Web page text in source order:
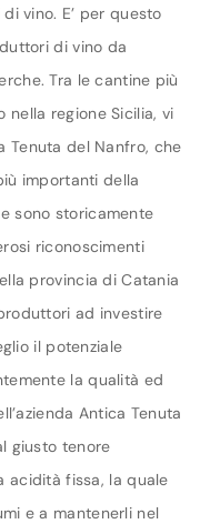
vino. E’ per questo
di vino da
Tra le cantine più
regione Sicilia, vi
Tenuta del Nanfro, che
importanti della
sono storicamente
riconoscimenti
provincia di Catania
ad investire
il potenziale
la qualità ed
Antica Tenuta
giusto tenore
acidità fissa, la quale
e a mantenerli nel